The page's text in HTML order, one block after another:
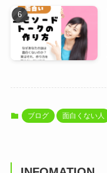
ブログ 面白くない人